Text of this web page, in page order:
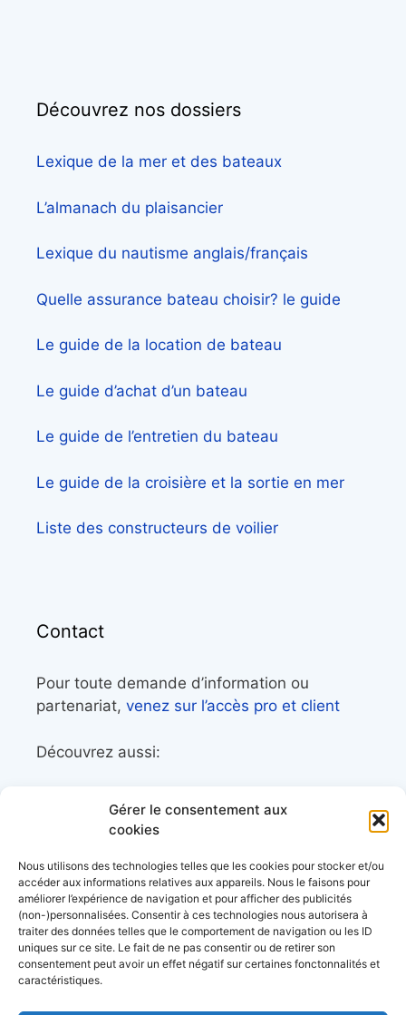
Gérer le consentement aux
cookies
Nous utilisons des technologies telles que les cookies pour stocker et/ou
accéder aux informations relatives aux appareils. Nous le faisons pour
améliorer l’expérience de navigation et pour afficher des publicités
(non-)personnalisées. Consentir à ces technologies nous autorisera à
traiter des données telles que le comportement de navigation ou les ID
uniques sur ce site. Le fait de ne pas consentir ou de retirer son
consentement peut avoir un effet négatif sur certaines fonctonnalités et
caractéristiques.
Découvrez nos dossiers
Lexique de la mer et des bateaux
L’almanach du plaisancier
Lexique du nautisme anglais/français
Quelle assurance bateau choisir? le guide
Le guide de la location de bateau
Le guide d’achat d’un bateau
Le guide de l’entretien du bateau
Le guide de la croisière et la sortie en mer
Liste des constructeurs de voilier
Contact
Pour toute demande d’information ou
partenariat, venez sur l’accès pro et client
Découvrez aussi:
librairie maritime
le trek et le raid nautique
BoatingAds, le site d’annonces bateaux
européen